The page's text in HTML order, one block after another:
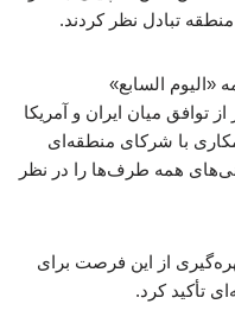
تبادل نظر کردند.
«الیوم السابع»
توافق میان ایران و آمریکا
با شرکای منطقه‌ای
همه طرف‌ها را در نظر
از این فرصت برای
تأکید کرد.